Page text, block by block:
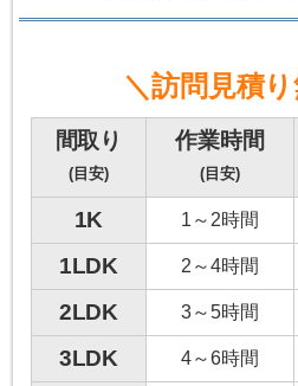
＼訪問見積
間取り
(目安)
作業時間
(目安)
1K 1～2時間
1LDK
2～4時間
2LDK
3～5時間
3LDK
4～6時間